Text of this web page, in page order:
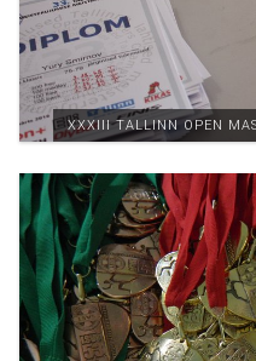
XXXIII TALLINN OPEN